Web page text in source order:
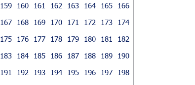
159
160 161 162 163 164 165
166
167
168 169 170 171 172 173
174
175
176 177 178 179 180 181
182
183
184 185 186 187 188 189
190
191
192 193 194 195 196 197
198